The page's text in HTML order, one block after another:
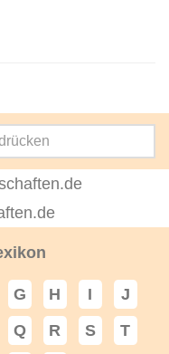
G H I
J
Q R S
T